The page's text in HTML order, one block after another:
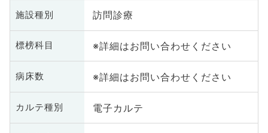
施設種別 訪問診療
標榜科目 ※詳細はお問い合わせください
病床数 ※詳細はお問い合わせください
カルテ種別 電子カルテ